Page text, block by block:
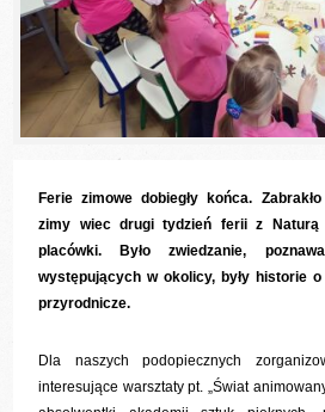
Ferie zimowe dobiegły końca.
zimy wiec drugi tydzień ferii z Naturą
placówki. Było zwiedzanie,
występujących w okolicy, były historie
przyrodnicze.
Dla naszych podopiecznych
interesujące warsztaty pt. „Świat